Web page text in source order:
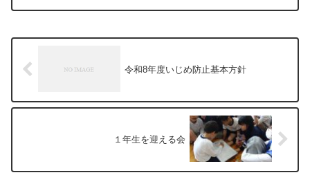
令和8年度いじめ防止基本方針
１年生を迎える会